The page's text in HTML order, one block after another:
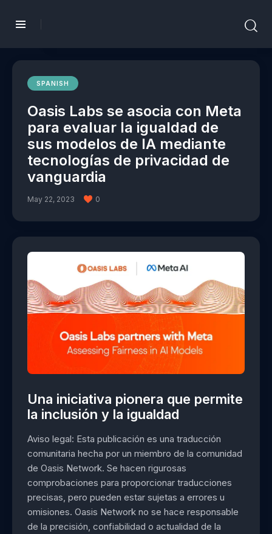
SPANISH
Oasis Labs se asocia con Meta
para evaluar la igualdad de
sus modelos de IA mediante
tecnologías de privacidad de
vanguardia
May 22, 2023 0
Una iniciativa pionera que permite
la inclusión y la igualdad
Aviso legal: Esta publicación es una traducción
comunitaria hecha por un miembro de la comunidad
de Oasis Network. Se hacen rigurosas
comprobaciones para proporcionar traducciones
precisas, pero pueden estar sujetas a errores u
omisiones. Oasis Network no se hace responsable
de la precisión, confiabilidad o actualidad de la